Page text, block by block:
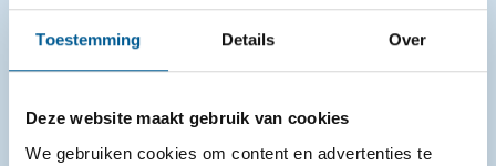
Toestemming Details Over
Deze website maakt gebruik van cookies
We gebruiken cookies om content en advertenties te
ANWB AutoMaatje Zundert bereikte weer een
Chauffeur Ad ...